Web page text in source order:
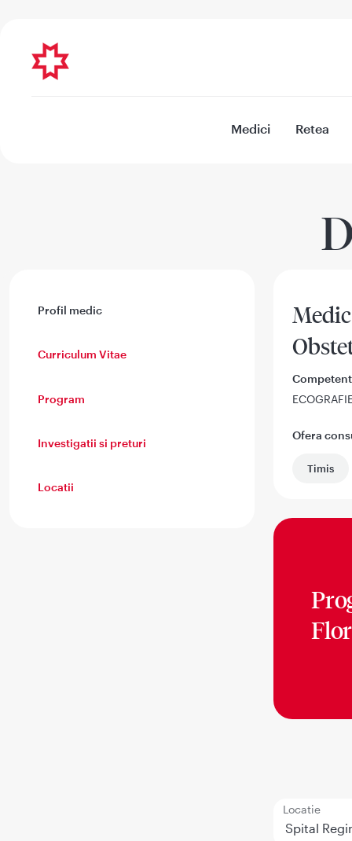
Medici Retea
Profil medic
Curriculum Vitae
Program
Investigatii si preturi
Locatii
Ofera
Timis
Locatie